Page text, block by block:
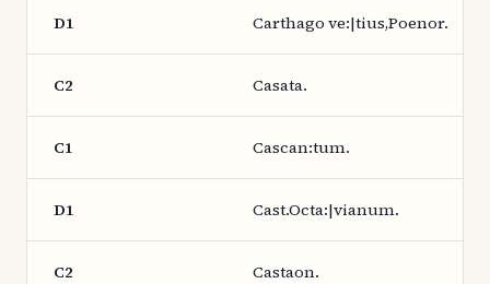
D1 Carthago ve:|tius,Poenor.
C2 Casata.
C1 Cascan:tum.
D1 Cast.Octa:|vianum.
C2 Castaon.